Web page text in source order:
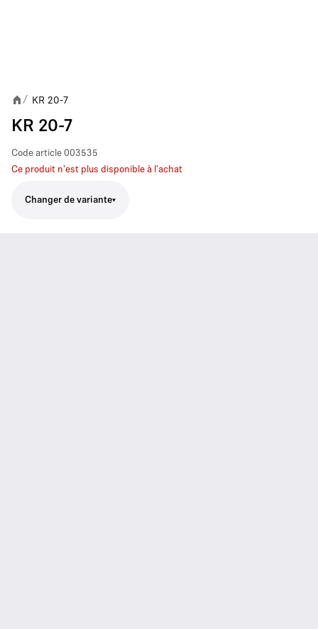
/ KR 20-7
KR 20-7
Code article 003535
Ce produit n'est plus disponible à l'achat
Changer de variante